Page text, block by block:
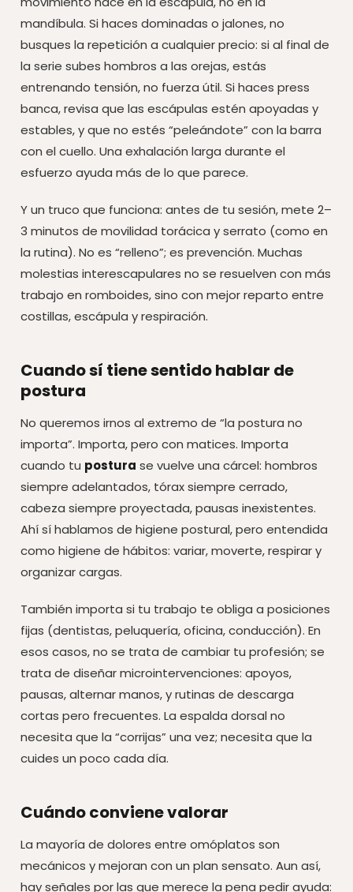
mandíbula. Si haces dominadas o jalones, no
busques la repetición a cualquier precio: si al final de
la serie subes hombros a las orejas, estás
entrenando tensión, no fuerza útil. Si haces press
banca, revisa que las escápulas estén apoyadas y
estables, y que no estés “peleándote” con la barra
con el cuello. Una exhalación larga durante el
esfuerzo ayuda más de lo que parece.
Y un truco que funciona: antes de tu sesión, mete 2–
3 minutos de movilidad torácica y serrato (como en
la rutina). No es “relleno”; es prevención. Muchas
molestias interescapulares no se resuelven con más
trabajo en romboides, sino con mejor reparto entre
costillas, escápula y respiración.
Cuando sí tiene sentido hablar de
postura
No queremos irnos al extremo de “la postura no
importa”. Importa, pero con matices. Importa
cuando tu postura se vuelve una cárcel: hombros
siempre adelantados, tórax siempre cerrado,
cabeza siempre proyectada, pausas inexistentes.
Ahí sí hablamos de higiene postural, pero entendida
como higiene de hábitos: variar, moverte, respirar y
organizar cargas.
También importa si tu trabajo te obliga a posiciones
fijas (dentistas, peluquería, oficina, conducción). En
esos casos, no se trata de cambiar tu profesión; se
trata de diseñar microintervenciones: apoyos,
pausas, alternar manos, y rutinas de descarga
cortas pero frecuentes. La espalda dorsal no
necesita que la “corrijas” una vez; necesita que la
cuides un poco cada día.
Cuándo conviene valorar
La mayoría de dolores entre omóplatos son
mecánicos y mejoran con un plan sensato. Aun así,
hay señales por las que merece la pena pedir ayuda: